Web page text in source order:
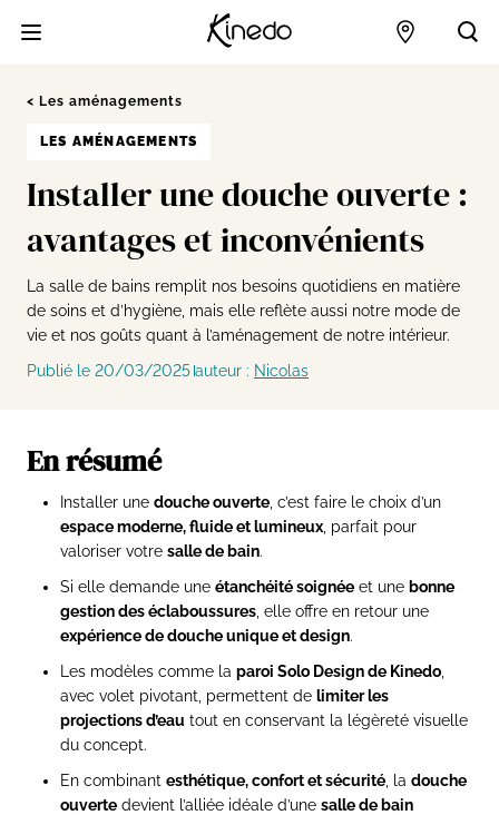
Points de
Les aménagements
LES AMÉNAGEMENTS
Installer une douche ouverte :
avantages et inconvénients
La salle de bains remplit nos besoins quotidiens en matière
de soins et d’hygiène, mais elle reflète aussi notre mode de
vie et nos goûts quant à l’aménagement de notre intérieur.
Publié le 20/03/2025 auteur : Nicolas
En résumé
Installer une douche ouverte , c’est faire le choix d’un
espace moderne, fluide et lumineux , parfait pour
valoriser votre salle de bain.
Si elle demande une étanchéité soignée et une bonne
gestion des éclaboussures , elle offre en retour une
expérience de douche unique et design.
Les modèles comme la paroi Solo Design de Kinedo
avec volet pivotant, permettent de limiter les
projections d’eau tout en conservant la légèreté visuelle
du concept.
En combinant esthétique, confort et sécurité , la douche
ouverte devient l’alliée idéale d’une salle de bain